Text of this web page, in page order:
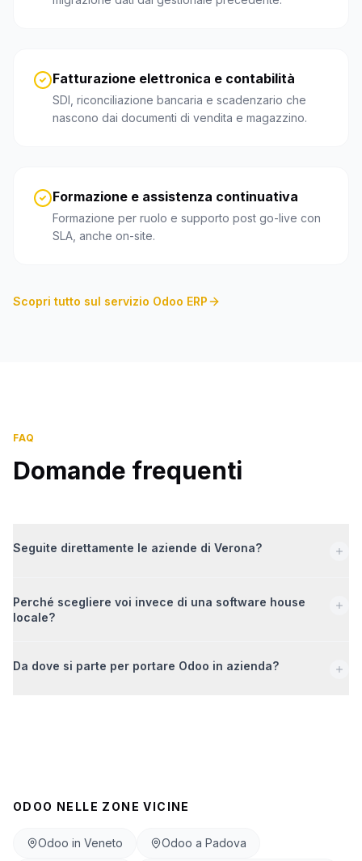
Fatturazione elettronica e contabilità
SDI, riconciliazione bancaria e scadenzario che
nascono dai documenti di vendita e magazzino.
Formazione e assistenza continuativa
Formazione per ruolo e supporto post go-live con
SLA, anche on-site.
Scopri tutto sul servizio Odoo ERP
FAQ
Domande frequenti
Seguite direttamente le aziende di Verona?
Perché scegliere voi invece di una software house
locale?
Da dove si parte per portare Odoo in azienda?
ODOO NELLE ZONE VICINE
Odoo in Veneto Odoo a Padova